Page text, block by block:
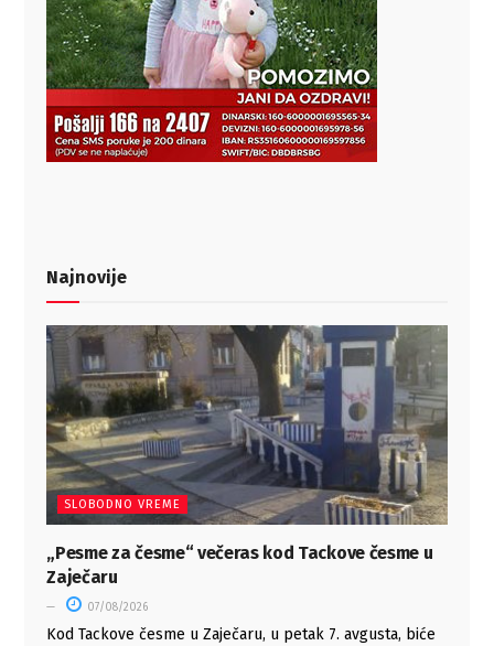
Najnovije
SLOBODNO VREME
„Pesme za česme“ večeras kod Tackove česme u
Zaječaru
07/08/2026
Kod Tackove česme u Zaječaru, u petak 7. avgusta, biće